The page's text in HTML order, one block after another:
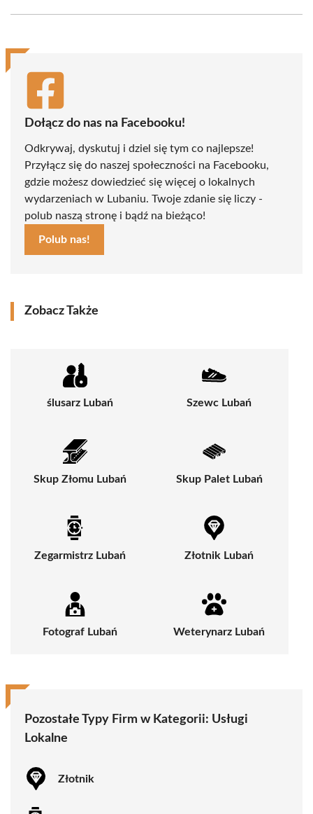
(Twitter)
Dołącz do nas na Facebooku!
Odkrywaj, dyskutuj i dziel się tym co najlepsze!
Przyłącz się do naszej społeczności na Facebooku,
gdzie możesz dowiedzieć się więcej o lokalnych
wydarzeniach w Lubaniu. Twoje zdanie się liczy -
polub naszą stronę i bądź na bieżąco!
Polub nas!
Zobacz Także
ślusarz Lubań Szewc Lubań
Skup Złomu Lubań Skup Palet Lubań
Zegarmistrz Lubań Złotnik Lubań
Fotograf Lubań Weterynarz Lubań
Pozostałe Typy Firm w Kategorii: Usługi
Lokalne
Złotnik